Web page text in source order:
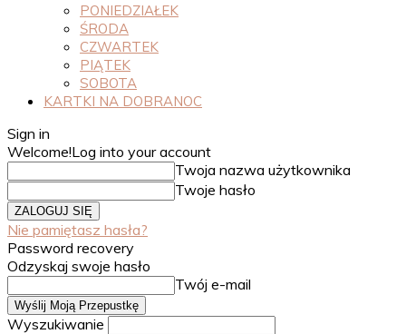
PONIEDZIAŁEK
ŚRODA
CZWARTEK
PIĄTEK
SOBOTA
KARTKI NA DOBRANOC
Sign in
Welcome!Log into your account
Twoja nazwa użytkownika
Twoje hasło
Nie pamiętasz hasła?
Password recovery
Odzyskaj swoje hasło
Twój e-mail
Wyszukiwanie